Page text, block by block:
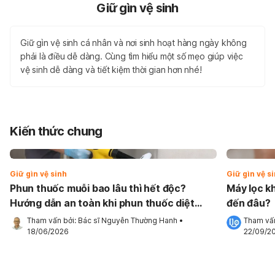
Giữ gìn vệ sinh
Giữ gìn vệ sinh cá nhân và nơi sinh hoạt hàng ngày không
phải là điều dễ dàng. Cùng tìm hiểu một số mẹo giúp việc
vệ sinh dễ dàng và tiết kiệm thời gian hơn nhé!
Kiến thức chung
Giữ gìn vệ sinh
Phun thuốc muỗi bao lâu thì hết độc?
Hướng dẫn an toàn khi phun thuốc diệt
muỗiTham vấn bởi: Bác sĩ Nguyễn Thường Hanh •
18/06/2026
Giữ gìn vệ
Máy lọc
đến đâu?
Tham
22/09/